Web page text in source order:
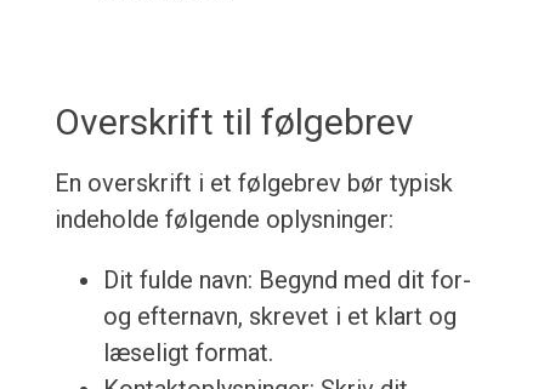
Overskrift til følgebrev
En overskrift i et følgebrev bør typisk
indeholde følgende oplysninger:
Dit fulde navn: Begynd med dit for-
og efternavn, skrevet i et klart og
læseligt format.